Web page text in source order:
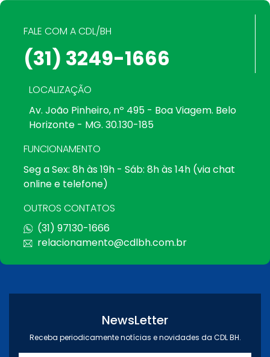
FALE COM A CDL/BH
(31) 3249-1666
LOCALIZAÇÃO
Av. João Pinheiro, nº 495 - Boa Viagem. Belo
Horizonte - MG. 30.130-185
FUNCIONAMENTO
Seg a Sex: 8h às 19h - Sáb: 8h às 14h (via chat
online e telefone)
OUTROS CONTATOS
(31) 97130-1666
relacionamento@cdlbh.com.br
NewsLetter
Receba periodicamente notícias e novidades da CDL BH.